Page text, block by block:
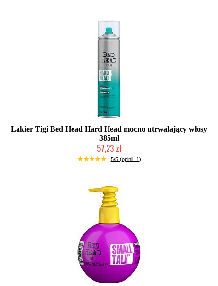
Lakier Tigi Bed Head Hard Head mocno utrwalający włosy
385ml
57,23 zł
Chwilowo niedostępny
5/5 (opinii: 1)